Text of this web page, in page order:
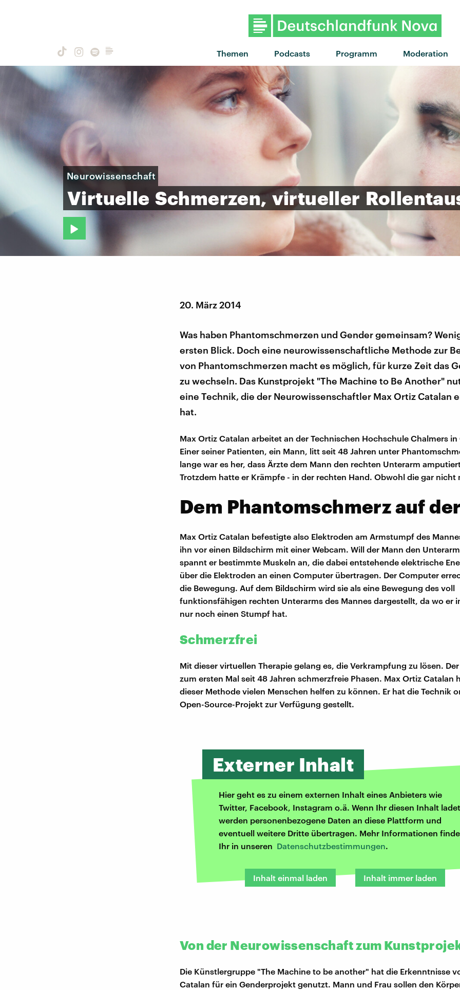
Themen Podcasts Programm Moderation
"I Still Feel" von Leoniden · "I
Neurowissenschaft
Virtuelle Schmerzen, virtueller
20. März 2014
Was haben Phantomschmerzen und Gender gemeinsam?
ersten Blick. Doch eine neurowissenschaftliche Methode zur
von Phantomschmerzen macht es möglich, für kurze Zeit das
zu wechseln. Das Kunstprojekt "The Machine to Be Another"
eine Technik, die der Neurowissenschaftler Max Ortiz Catalan
hat.
Max Ortiz Catalan arbeitet an der Technischen Hochschule Chalmers
Einer seiner Patienten, ein Mann, litt seit 48 Jahren unter
lange war es her, dass Ärzte dem Mann den rechten Unterarm
Trotzdem hatte er Krämpfe - in der rechten Hand. Obwohl die gar nicht
Dem Phantomschmerz auf
Max Ortiz Catalan befestigte also Elektroden am Armstumpf des
ihn vor einen Bildschirm mit einer Webcam. Will der Mann den
spannt er bestimmte Muskeln an, die dabei entstehende elektrische
über die Elektroden an einen Computer übertragen. Der Computer
die Bewegung. Auf dem Bildschirm wird sie als eine Bewegung des voll
funktionsfähigen rechten Unterarms des Mannes dargestellt, da wo er
nur noch einen Stumpf hat.
Schmerzfrei
Mit dieser virtuellen Therapie gelang es, die Verkrampfung zu lösen.
zum ersten Mal seit 48 Jahren schmerzfreie Phasen. Max Ortiz Catalan
dieser Methode vielen Menschen helfen zu können. Er hat die Technik
Open-Source-Projekt zur Verfügung gestellt.
Externer Inhalt
Hier geht es zu einem externen Inhalt eines Anbieters wie
Twitter, Facebook, Instagram o.ä. Wenn Ihr diesen Inhalt
werden personenbezogene Daten an diese Plattform und
eventuell weitere Dritte übertragen. Mehr Informationen
Ihr in unseren Datenschutzbestimmungen.
Inhalt einmal laden Inhalt immer laden
Von der Neurowissenschaft zum
Die Künstlergruppe "The Machine to be another" hat die Erkenntnisse
Catalan für ein Genderprojekt genutzt. Mann und Frau sollen den